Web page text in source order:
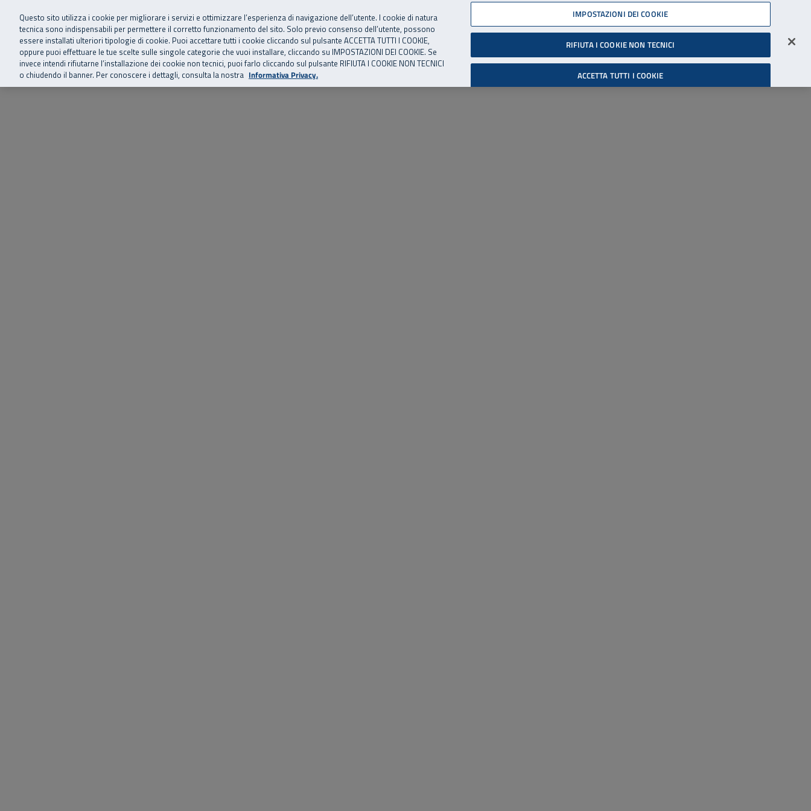
Vai al menu principale
Vai al contenuto principale
Vai al Footer 06 45539607
SuperAbile - il Contact Center Inail per il mondo della disabilità
Home Chi siamo Storie, news ed eventi Risorse utili Supporto Accessibilità
Cerca
Accedi all'area riservata
Questo sito utilizza i cookie per migliorare i servizi e ottimizzare l’esperienza di navigazione dell’utente. I cookie di natura
tecnica sono indispensabili per permettere il corretto funzionamento del sito. Solo previo consenso dell’utente, possono
essere installati ulteriori tipologie di cookie. Puoi accettare tutti i cookie cliccando sul pulsante ACCETTA TUTTI I COOKIE,
oppure puoi effettuare le tue scelte sulle singole categorie che vuoi installare, cliccando su IMPOSTAZIONI DEI COOKIE. Se
invece intendi rifiutarne l’installazione dei cookie non tecnici, puoi farlo cliccando sul pulsante RIFIUTA I COOKIE NON TECNICI
o chiudendo il banner. Per conoscere i dettagli, consulta la nostra Informativa Privacy.
IMPOSTAZIONI DEI COOKIE
RIFIUTA I COOKIE NON TECNICI
ACCETTA TUTTI I COOKIE